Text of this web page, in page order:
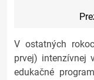
V ostatných
prvej) intenzívnej
edukačné